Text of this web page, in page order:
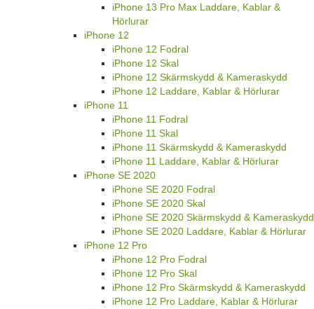
iPhone 13 Pro Max Laddare, Kablar &
Hörlurar
iPhone 12
iPhone 12 Fodral
iPhone 12 Skal
iPhone 12 Skärmskydd & Kameraskydd
iPhone 12 Laddare, Kablar & Hörlurar
iPhone 11
iPhone 11 Fodral
iPhone 11 Skal
iPhone 11 Skärmskydd & Kameraskydd
iPhone 11 Laddare, Kablar & Hörlurar
iPhone SE 2020
iPhone SE 2020 Fodral
iPhone SE 2020 Skal
iPhone SE 2020 Skärmskydd & Kameraskydd
iPhone SE 2020 Laddare, Kablar & Hörlurar
iPhone 12 Pro
iPhone 12 Pro Fodral
iPhone 12 Pro Skal
iPhone 12 Pro Skärmskydd & Kameraskydd
iPhone 12 Pro Laddare, Kablar & Hörlurar